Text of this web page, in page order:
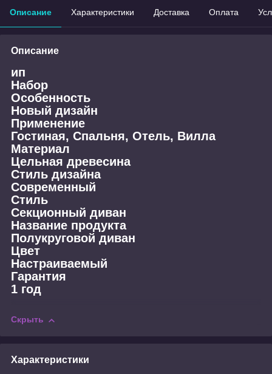
Описание Характеристики Доставка Оплата
Описание
ип
Набор
Особенность
Новый дизайн
Применение
Гостиная, Спальня, Отель, Вилла
Материал
Цельная древесина
Стиль дизайна
Современный
Стиль
Секционный диван
Название продукта
Полукруговой диван
Цвет
Настраиваемый
Гарантия
1 год
Скрыть
Характеристики